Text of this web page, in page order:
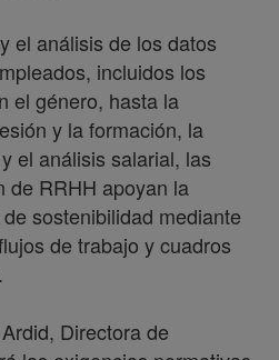
el análisis de los datos
incluidos los
el género, hasta la
y la formación, la
el análisis salarial, las
de RRHH apoyan la
sostenibilidad mediante
de trabajo y cuadros
Directora de